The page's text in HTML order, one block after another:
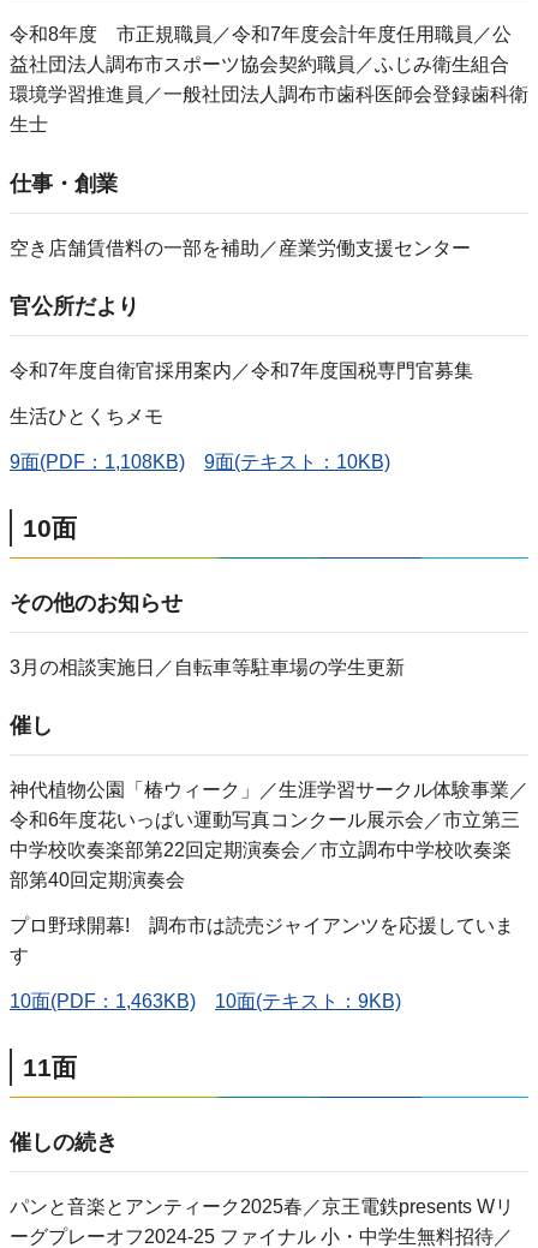
令和8年度 市正規職員／令和7年度会計年度任用職員／公
益社団法人調布市スポーツ協会契約職員／ふじみ衛生組合
環境学習推進員／一般社団法人調布市歯科医師会登録歯科衛
生士
仕事・創業
空き店舗賃借料の一部を補助／産業労働支援センター
官公所だより
令和7年度自衛官採用案内／令和7年度国税専門官募集
生活ひとくちメモ
9面(PDF：1,108KB) 9面(テキスト：10KB)
10面
その他のお知らせ
3月の相談実施日／自転車等駐車場の学生更新
催し
神代植物公園「椿ウィーク」／生涯学習サークル体験事業／
令和6年度花いっぱい運動写真コンクール展示会／市立第三
中学校吹奏楽部第22回定期演奏会／市立調布中学校吹奏楽
部第40回定期演奏会
プロ野球開幕! 調布市は読売ジャイアンツを応援していま
す
10面(PDF：1,463KB) 10面(テキスト：9KB)
11面
催しの続き
パンと音楽とアンティーク2025春／京王電鉄presents Wリ
ーグプレーオフ2024-25 ファイナル 小・中学生無料招待／